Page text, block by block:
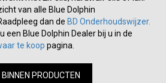
van alle Blue Dolphin
dan de BD Onderhoudswijzer.
een Blue Dolphin Dealer bij u in de
te koop pagina.
BINNEN PRODUCTEN